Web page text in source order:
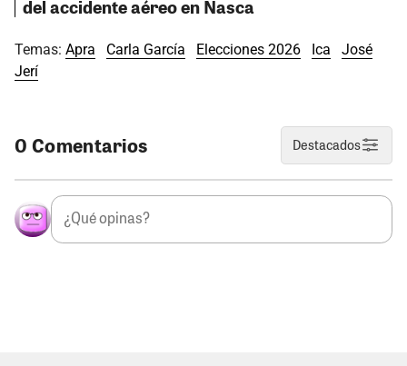
del accidente aéreo en Nasca
Temas: Apra Carla García Elecciones 2026 Ica
José
Jerí
0 Comentarios Destacados